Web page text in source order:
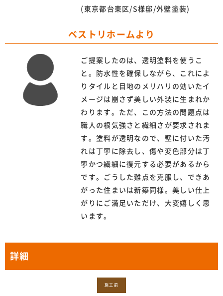
(東京都台東区/S様邸/外壁塗装)
ベストリホームより
ご提案したのは、透明塗料を使うこ
と。防水性を確保しながら、これによ
りタイルと目地のメリハリの効いたイ
メージは崩さず美しい外装に生まれか
わります。ただ、この方法の問題点は
職人の根気強さと繊細さが要求されま
す。塗料が透明なので、壁に付いた汚
れは丁寧に除去し、傷や変色部分は丁
寧かつ繊細に復元する必要があるから
です。ごうした難点を克服し、できあ
がった住まいは新築同様。美しい仕上
がりにご満足いただけ、大変嬉しく思
います。
詳細
施工前